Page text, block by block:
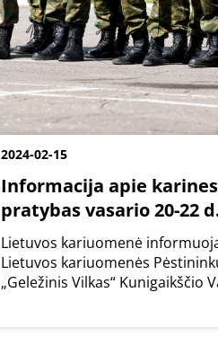
2024-02-15
Informacija apie karines
pratybas vasario 20-22
Lietuvos kariuomenė
Lietuvos kariuomenės
„Geležinis Vilkas“ Kunigaikščio